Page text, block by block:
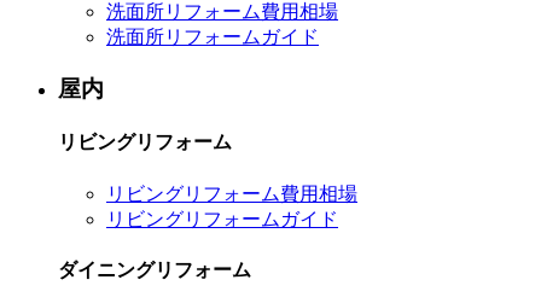
洗面所リフォーム費用相場
洗面所リフォームガイド
屋内
リビングリフォーム
リビングリフォーム費用相場
リビングリフォームガイド
ダイニングリフォーム